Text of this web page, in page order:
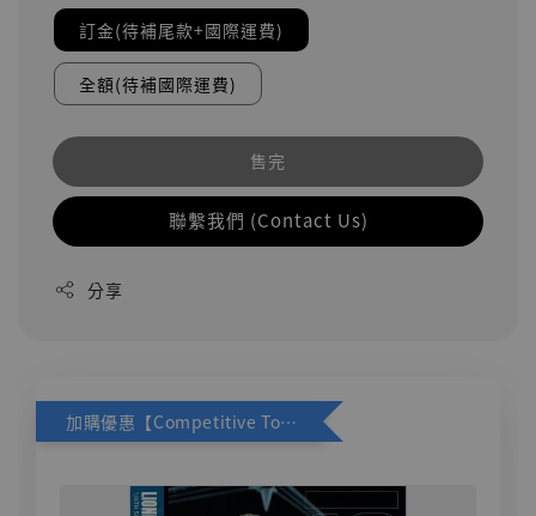
訂金(待補尾款+國際運費)
全額(待補國際運費)
售完
聯繫我們 (Contact Us)
分享
加購優惠【Competitive Toys 梅西 [CM001]】